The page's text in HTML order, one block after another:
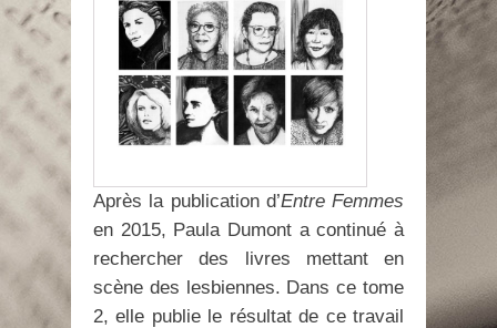
Après la publication d’Entre Femmes
en 2015, Paula Dumont a continué à
rechercher des livres mettant en
scène des lesbiennes. Dans ce tome
2, elle publie le résultat de ce travail